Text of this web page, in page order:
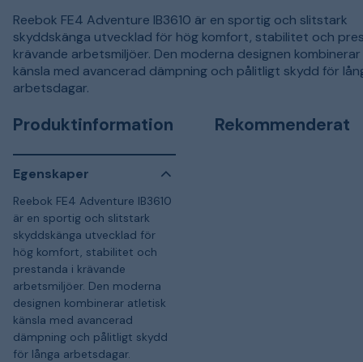
Reebok FE4 Adventure IB3610 är en sportig och slitstark
skyddskänga utvecklad för hög komfort, stabilitet och
krävande arbetsmiljöer. Den moderna designen
känsla med avancerad dämpning och pålitligt skydd för
arbetsdagar.
Produktinformation
Egenskaper
Reebok FE4 Adventure IB3610
är en sportig och slitstark
skyddskänga utvecklad för
hög komfort, stabilitet och
prestanda i krävande
arbetsmiljöer. Den moderna
designen kombinerar atletisk
känsla med avancerad
dämpning och pålitligt skydd
för långa arbetsdagar.
Rekommenderat